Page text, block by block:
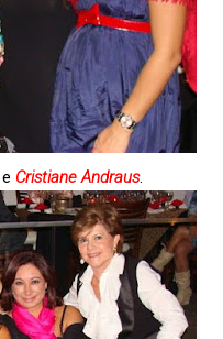
e Cristiane Andraus.